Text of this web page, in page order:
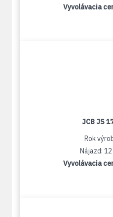
Vyvolávacia
JCB JS
Rok
Nájazd:
Vyvolávacia